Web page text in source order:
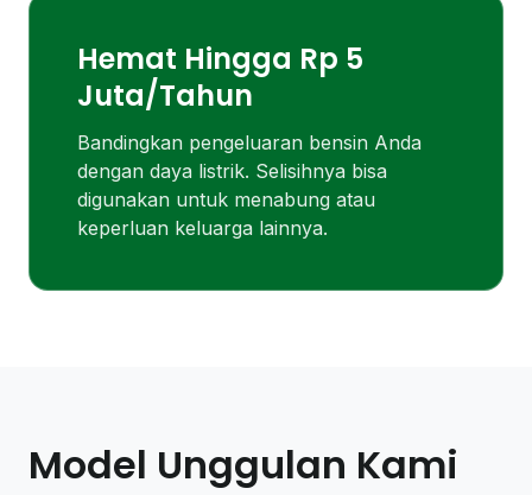
Hemat Hingga Rp 5
Juta/Tahun
Bandingkan pengeluaran bensin Anda
dengan daya listrik. Selisihnya bisa
digunakan untuk menabung atau
keperluan keluarga lainnya.
Model Unggulan Kami